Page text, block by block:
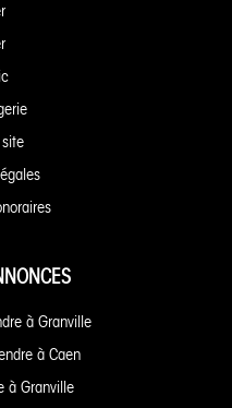
à Granville
à Caen
à Granville